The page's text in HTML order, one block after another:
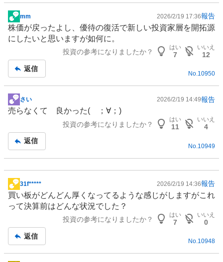
掲
示
板
mm 2026/2/19 17:36報告
株価が戻ったよし、優待の復活で新しい投資家層を開拓源
にしたいと思いますが如何に。
投資の参考になりましたか？
はい
7
いいえ
12
返信
No.10950
掲
示
事
さい 2026/2/19 14:49報告
売らなくて 良かった( ；∀；)
投資の参考になりましたか？
はい
11
いいえ
4
返信
No. 10949
掲
示
板
31f***** 2026/2/19 14:36報告
買い板がどんどん厚くなってるような感じがしますがこれ
って決算前はどんな状況でした？
投資の参考になりましたか？
はい
7
いいえ
0
返信
No.10948